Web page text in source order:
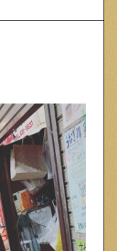
例を紹介します